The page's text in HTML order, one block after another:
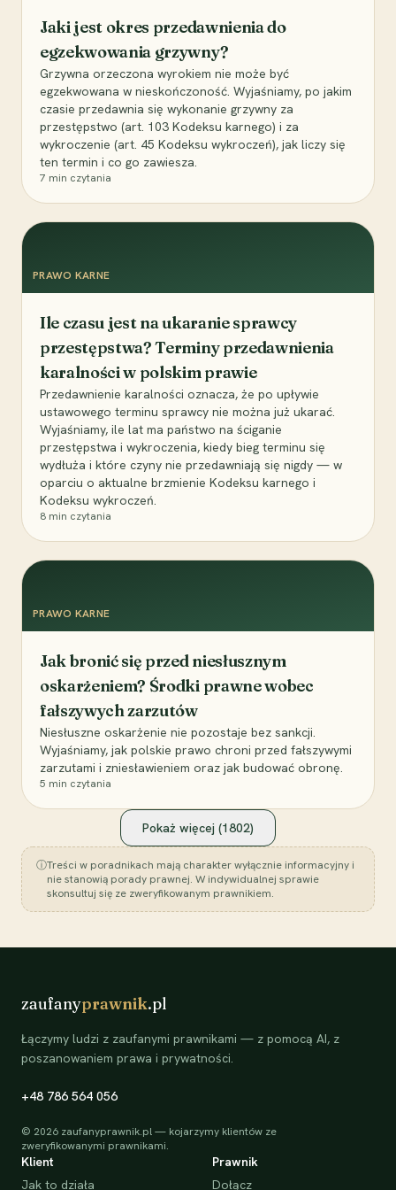
Jaki jest okres przedawnienia do
egzekwowania grzywny?
Grzywna orzeczona wyrokiem nie może być
egzekwowana w nieskończoność. Wyjaśniamy, po jakim
czasie przedawnia się wykonanie grzywny za
przestępstwo (art. 103 Kodeksu karnego) i za
wykroczenie (art. 45 Kodeksu wykroczeń), jak liczy się
ten termin i co go zawiesza.
7 min czytania
PRAWO KARNE
Ile czasu jest na ukaranie sprawcy
przestępstwa? Terminy przedawnienia
karalności w polskim prawie
Przedawnienie karalności oznacza, że po upływie
ustawowego terminu sprawcy nie można już ukarać.
Wyjaśniamy, ile lat ma państwo na ściganie
przestępstwa i wykroczenia, kiedy bieg terminu się
wydłuża i które czyny nie przedawniają się nigdy — w
oparciu o aktualne brzmienie Kodeksu karnego i
Kodeksu wykroczeń.
8 min czytania
PRAWO KARNE
Jak bronić się przed niesłusznym
oskarżeniem? Środki prawne wobec
fałszywych zarzutów
Niesłuszne oskarżenie nie pozostaje bez sankcji.
Wyjaśniamy, jak polskie prawo chroni przed fałszywymi
zarzutami i zniesławieniem oraz jak budować obronę.
5 min czytania
Pokaż więcej (1802)
ⓘTreści w poradnikach mają charakter wyłącznie informacyjny i
nie stanowią porady prawnej. W indywidualnej sprawie
skonsultuj się ze zweryfikowanym prawnikiem.
zaufanyprawnik.pl
Łączymy ludzi z zaufanymi prawnikami — z pomocą AI, z
poszanowaniem prawa i prywatności.
+48 786 564 056
© 2026 zaufanyprawnik.pl — kojarzymy klientów ze
zweryfikowanymi prawnikami.
Klient
Jak to działa
Prawnik
Dołącz